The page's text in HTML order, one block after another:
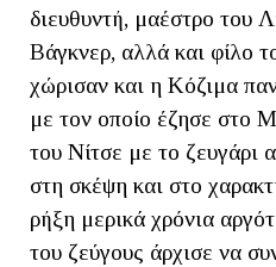
διευθυντή, μαέστρο του
Βάγκνερ, αλλά και φίλο
χώρισαν και η Κόζιμα
με τον οποίο έζησε στο
του Νίτσε με το ζευγάρι
στη σκέψη και στο
ρήξη μερικά χρόνια
του ζεύγους άρχισε να